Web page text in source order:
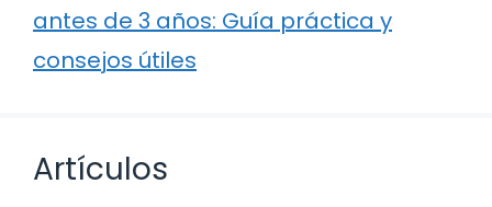
antes de 3 años: Guía práctica y
consejos útiles
Artículos